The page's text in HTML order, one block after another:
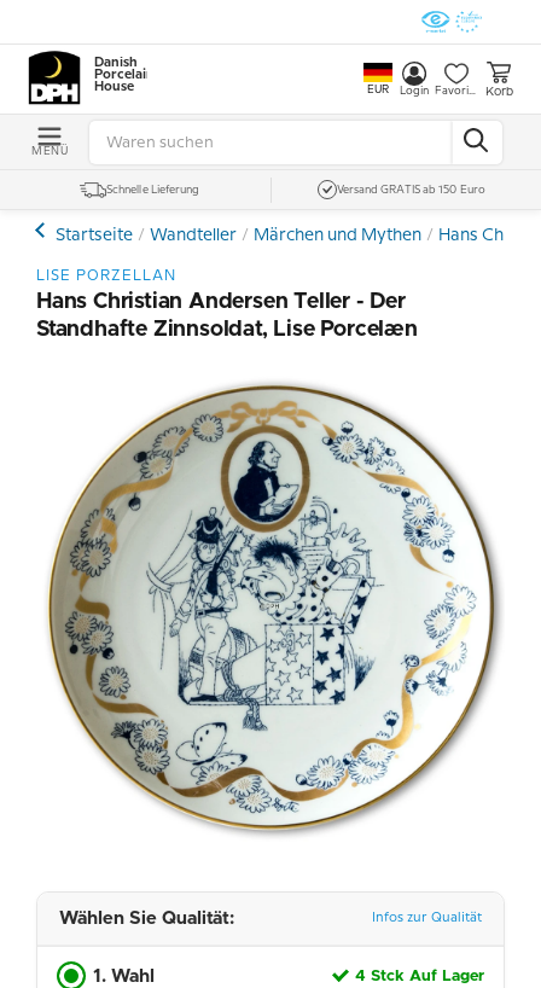
Danish
Porcelain
House
EUR Login Favoriten Korb
MENÜ
Schnelle Lieferung Versand GRATIS ab 150 Euro
Startseite Wandteller Märchen und Mythen Hans
LISE PORZELLAN
Hans Christian Andersen Teller - Der
Standhafte Zinnsoldat, Lise Porcelæn
Wählen Sie Qualität: Infos zur Qualität
1. Wahl 4 Stck Auf Lager